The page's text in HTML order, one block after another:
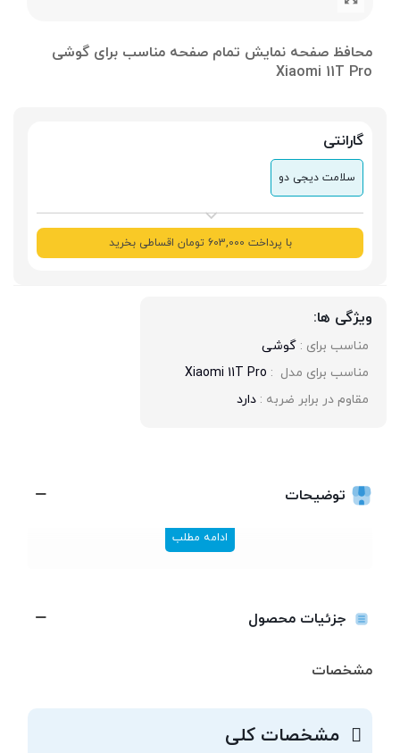
محافظ صفحه نمایش تمام صفحه مناسب برای گوشی
Xiaomi 11T Pro
گارانتی
سلامت دیجی دو
با پرداخت 603,000 تومان اقساطی بخرید
ویژگی ها:
مناسب برای : گوشی
مناسب برای مدل  : Xiaomi 11T Pro
مقاوم در برابر ضربه : دارد
توضیحات
ادامه مطلب
جزئیات محصول
مشخصات
مشخصات کلی